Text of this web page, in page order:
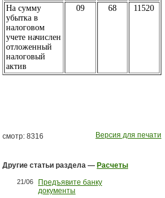
На сумму
убытка в
налоговом
учете начислен
отложенный
налоговый
актив
09 68 11520
смотр: 8316 Версия для печати
Другие статьи раздела — Расчеты
21/06
Предъявите банку
документы